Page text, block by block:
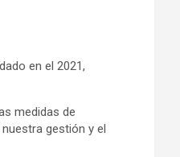
en el 2021,
medidas de
gestión y el